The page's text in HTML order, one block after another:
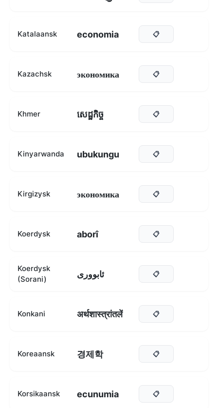
Katalaansk economia 📋
Kazachsk экономика 📋
Khmer សេដ្ឋកិច្ច 📋
Kinyarwanda ubukungu 📋
Kirgizysk экономика 📋
Koerdysk aborî 📋
Koerdysk
(Sorani)
ئابووری 📋
Konkani अर्थशास्त्रांतलें 📋
Koreaansk 경제학 📋
Korsikaansk ecunumia 📋